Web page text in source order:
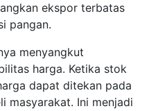
ekspor terbatas
pangan.
menyangkut
harga. Ketika stok
dapat ditekan pada
masyarakat. Ini menjadi